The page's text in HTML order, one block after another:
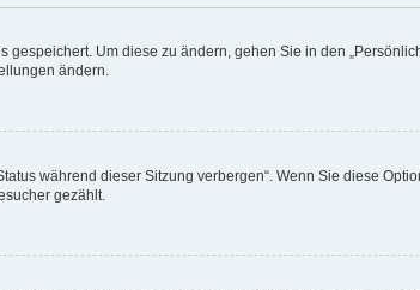
Um diese zu ändern, gehen Sie in den
ändern.
während dieser Sitzung verbergen“. Wenn Sie diese
gezählt.